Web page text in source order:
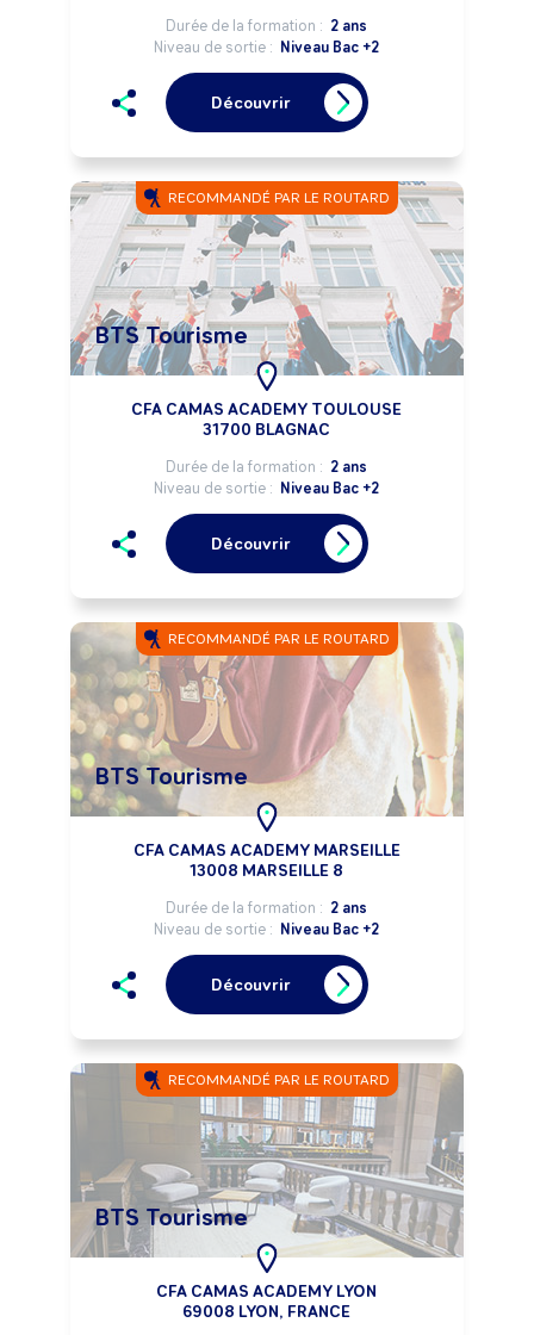
Durée de la formation : 2 ans
Niveau de sortie : Niveau Bac +2
Découvrir
RECOMMANDÉ PAR LE ROUTARD
BTS Tourisme
CFA CAMAS ACADEMY TOULOUSE
31700 BLAGNAC
Durée de la formation : 2 ans
Niveau de sortie : Niveau Bac +2
Découvrir
RECOMMANDÉ PAR LE ROUTARD
BTS Tourisme
CFA CAMAS ACADEMY MARSEILLE
13008 MARSEILLE 8
Durée de la formation : 2 ans
Niveau de sortie : Niveau Bac +2
Découvrir
RECOMMANDÉ PAR LE ROUTARD
BTS Tourisme
CFA CAMAS ACADEMY LYON
69008 LYON, FRANCE